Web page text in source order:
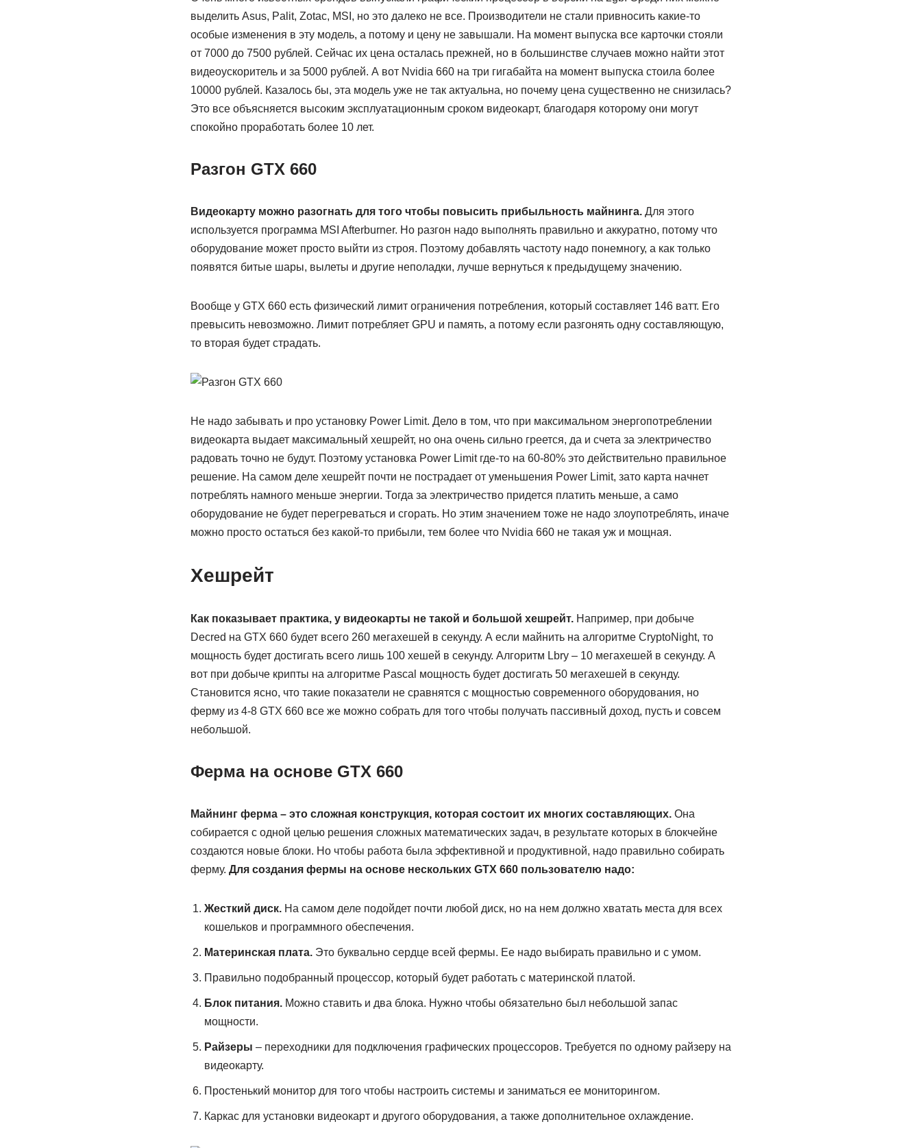
выделить Asus, Palit, Zotac, MSI, но это далеко не все. Производители не стали привносить какие-то
особые изменения в эту модель, а потому и цену не завышали. На момент выпуска все карточки стояли
от 7000 до 7500 рублей. Сейчас их цена осталась прежней, но в большинстве случаев можно найти этот
видеоускоритель и за 5000 рублей. А вот Nvidia 660 на три гигабайта на момент выпуска стоила более
10000 рублей. Казалось бы, эта модель уже не так актуальна, но почему цена существенно не снизилась?
Это все объясняется высоким эксплуатационным сроком видеокарт, благодаря которому они могут
спокойно проработать более 10 лет.
Разгон GTX 660
Видеокарту можно разогнать для того чтобы повысить прибыльность майнинга.Для этого
используется программа MSI Afterburner. Но разгон надо выполнять правильно и аккуратно, потому что
оборудование может просто выйти из строя. Поэтому добавлять частоту надо понемногу, а как только
появятся битые шары, вылеты и другие неполадки, лучше вернуться к предыдущему значению.
Вообще у GTX 660 есть физический лимит ограничения потребления, который составляет 146 ватт. Его
превысить невозможно. Лимит потребляет GPU и память, а потому если разгонять одну составляющую,
то вторая будет страдать.
Не надо забывать и про установку Power Limit. Дело в том, что при максимальном энергопотреблении
видеокарта выдает максимальный хешрейт, но она очень сильно греется, да и счета за электричество
радовать точно не будут. Поэтому установка Power Limit где-то на 60-80% это действительно правильное
решение. На самом деле хешрейт почти не пострадает от уменьшения Power Limit, зато карта начнет
потреблять намного меньше энергии. Тогда за электричество придется платить меньше, а само
оборудование не будет перегреваться и сгорать. Но этим значением тоже не надо злоупотреблять, иначе
можно просто остаться без какой-то прибыли, тем более что Nvidia 660 не такая уж и мощная.
Хешрейт
Как показывает практика, у видеокарты не такой и большой хешрейт.Например, при добыче
Decred на GTX 660 будет всего 260 мегахешей в секунду. А если майнить на алгоритме CryptoNight, то
мощность будет достигать всего лишь 100 хешей в секунду. Алгоритм Lbry – 10 мегахешей в секунду. А
вот при добыче крипты на алгоритме Pascal мощность будет достигать 50 мегахешей в секунду.
Становится ясно, что такие показатели не сравнятся с мощностью современного оборудования, но
ферму из 4-8 GTX 660 все же можно собрать для того чтобы получать пассивный доход, пусть и совсем
небольшой.
Ферма на основе GTX 660
Майнинг ферма – это сложная конструкция, которая состоит их многих составляющих.Она
собирается с одной целью решения сложных математических задач, в результате которых в блокчейне
создаются новые блоки. Но чтобы работа была эффективной и продуктивной, надо правильно собирать
ферму. Для создания фермы на основе нескольких GTX 660 пользователю надо:
Жесткий диск.На самом деле подойдет почти любой диск, но на нем должно хватать места для всех
кошельков и программного обеспечения.
Материнская плата.Это буквально сердце всей фермы. Ее надо выбирать правильно и с умом.
Правильно подобранный процессор, который будет работать с материнской платой.
Блок питания.Можно ставить и два блока. Нужно чтобы обязательно был небольшой запас
мощности.
Райзеры – переходники для подключения графических процессоров. Требуется по одному райзеру на
видеокарту.
Простенький монитор для того чтобы настроить системы и заниматься ее мониторингом.
Каркас для установки видеокарт и другого оборудования, а также дополнительное охлаждение.